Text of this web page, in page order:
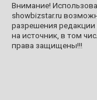
Внимание!
showbizstar.ru
разрешения
на источник, в том
права защищены!!!